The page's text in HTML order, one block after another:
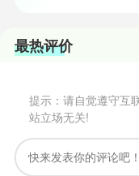
最热评价
提示：请自觉遵守互
站立场无关!